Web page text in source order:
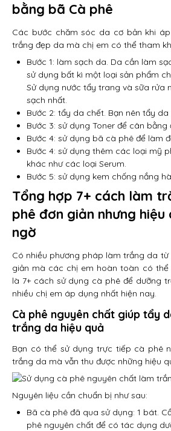
bằng bã Cà phê
Các bước chăm sóc da cơ bản khi
trắng đẹp da mà chị em có thể tham
Bước 1: làm sạch da. Da cần làm
sử dụng bất kì một loại sản phẩm
Sử dụng nước tẩy trang và sữa rửa
sạch nhất.
Bước 2: tẩy da chết. Bạn nên tẩy
Bước 3: sử dụng Toner để cân
Bước 4: sử dụng bã cà phê để làm
Bước 4: sử dụng thêm các loại mỹ
khác như các loại Serum.
Bước 5: sử dụng kem chống nắng
Tổng hợp 7+ cách làm
phê đơn giản nhưng
ngờ
Có nhiều phương pháp làm trắng da
giản mà các chị em hoàn toàn có thể
là 7+ cách sử dụng cà phê để dưỡng
nhiều chị em áp dụng nhất hiện nay.
Cà phê nguyên chất giúp tẩy
trắng da hiệu quả
Bạn có thể sử dụng trực tiếp cà phê
trắng da mà vẫn thu được những hiệu
Nguyên liệu cần chuẩn bị như sau:
Bã cà phê đã qua sử dụng: 1 bát.
phê nguyên chất để có tác dụng